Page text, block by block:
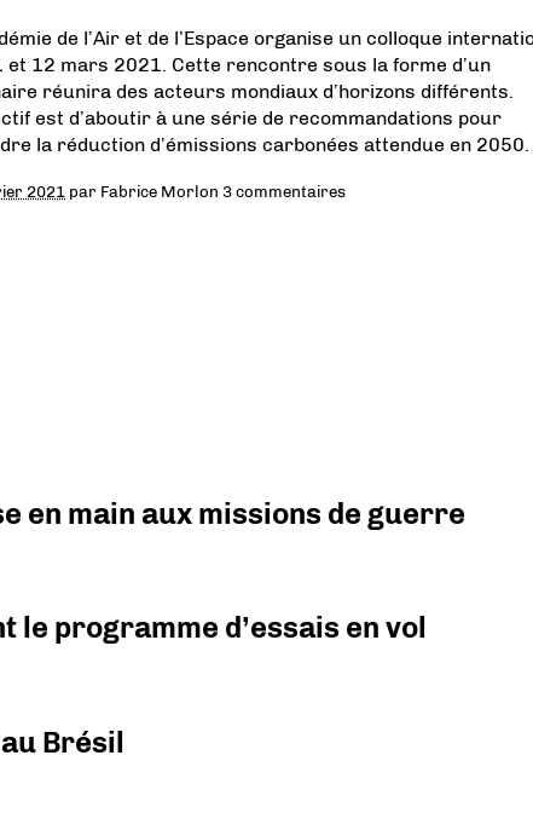
de l’Air et de l’Espace organise un colloque
et 12 mars 2021. Cette rencontre sous la forme d’un
réunira des acteurs mondiaux d’horizons différents.
est d’aboutir à une série de recommandations pour
la réduction d’émissions carbonées attendue en 2050.
2021 par Fabrice Morlon 3 commentaires
en main aux missions de guerre
le programme d’essais en vol
Brésil